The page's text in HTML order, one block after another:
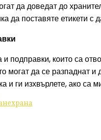
да доведат до
да поставяте етикети
подправки, които са
могат да се разпаднат
и ги изхвърлете, ако са
храна